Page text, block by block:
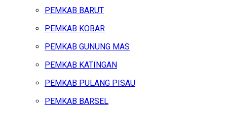
PEMKAB BARUT
PEMKAB KOBAR
PEMKAB GUNUNG MAS
PEMKAB KATINGAN
PEMKAB PULANG PISAU
PEMKAB BARSEL